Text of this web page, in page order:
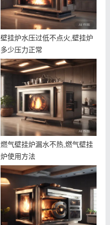
壁挂炉水压过低不点火,壁挂炉
多少压力正常
燃气壁挂炉漏水不热,燃气壁挂
炉使用方法